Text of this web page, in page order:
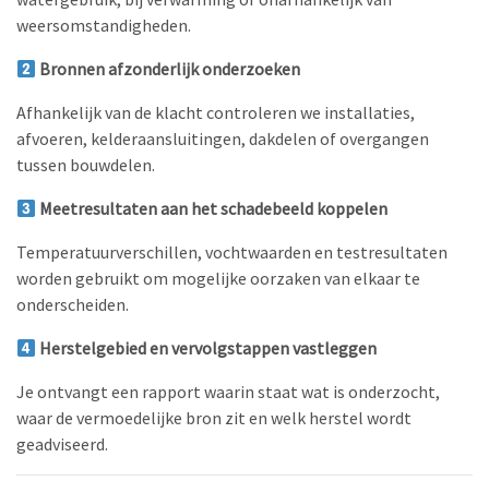
weersomstandigheden.
Bronnen afzonderlijk onderzoeken
Afhankelijk van de klacht controleren we installaties,
afvoeren, kelderaansluitingen, dakdelen of overgangen
tussen bouwdelen.
Meetresultaten aan het schadebeeld koppelen
Temperatuurverschillen, vochtwaarden en testresultaten
worden gebruikt om mogelijke oorzaken van elkaar te
onderscheiden.
Herstelgebied en vervolgstappen vastleggen
Je ontvangt een rapport waarin staat wat is onderzocht,
waar de vermoedelijke bron zit en welk herstel wordt
geadviseerd.